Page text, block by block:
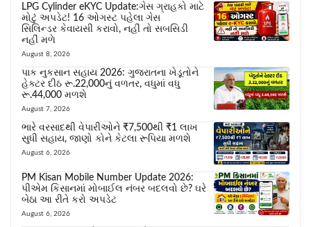
LPG Cylinder eKYC Update:ગેસ ગ્રાહકો માટે
મોટું અપડેટ! 16 ઓગસ્ટ પહેલા ગેસ
સિલિન્ડર કેવાયસી કરાવો, નહીં તો સબસિડી
નહીં મળે
August 8, 2026
પાક નુકસાન સહાય 2026: ગુજરાતના ખેડૂતોને
હેક્ટર દીઠ રૂ.22,000નું વળતર, વધુમાં વધુ
રૂ.44,000 મળશે
August 7, 2026
ભારે વરસાદથી વેપારીઓને ₹7,500થી ₹1 લાખ
સુધી સહાય, જાણો કોને કેટલા રૂપિયા મળશે
August 6, 2026
PM Kisan Mobile Number Update 2026:
પીએમ કિસાનમાં મોબાઈલ નંબર બદલવો છે? ઘરે
બેઠા આ રીતે કરો અપડેટ
August 6, 2026